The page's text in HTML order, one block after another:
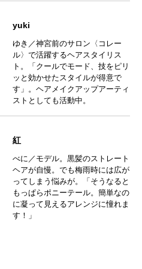
yuki
ゆき／神宮前のサロン〈コレー
ル〉で活躍するヘアスタイリス
ト。「クールでモード、技をピリ
ッと効かせたスタイルが得意で
す」。ヘアメイクアップアーティ
ストとしても活動中。
紅
べに／モデル。黒髪のストレート
ヘアが自慢。でも梅雨時には広が
ってしまう悩みが。「そうなると
もっぱらポニーテール。簡単なの
に凝って見えるアレンジに憧れま
す！」